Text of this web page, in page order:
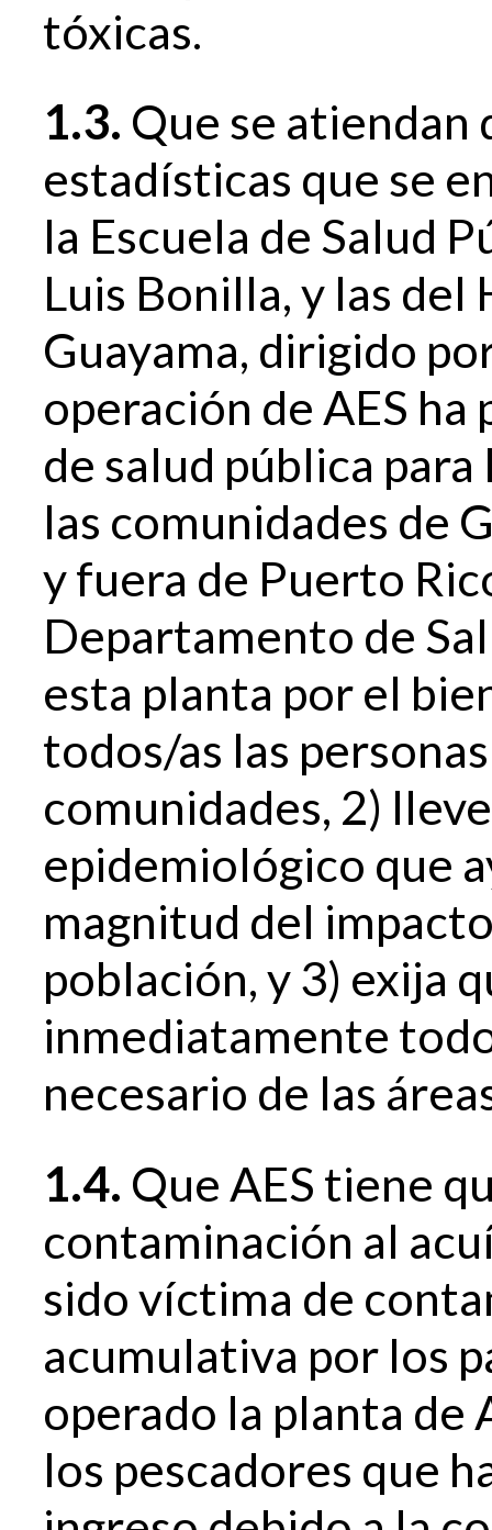
tóxicas.
1.3. Que se atiendan
estadísticas que se
la Escuela de Salud
Luis Bonilla, y las
Guayama, dirigido
operación de AES
de salud pública
las comunidades de
y fuera de Puerto
Departamento de
esta planta por el
todos/as las
comunidades, 2)
epidemiológico que
magnitud del
población, y 3) exija
inmediatamente
necesario de las
1.4. Que AES tiene
contaminación al
sido víctima de
acumulativa por los
operado la planta de
los pescadores que